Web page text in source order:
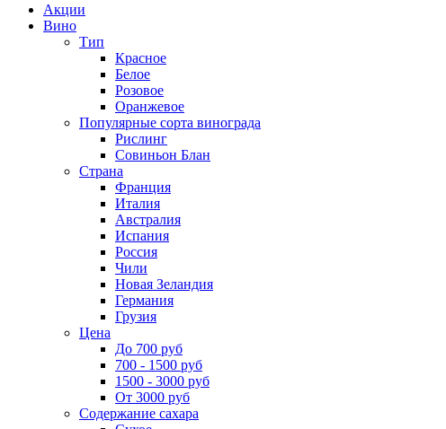
Акции
Вино
Тип
Красное
Белое
Розовое
Оранжевое
Популярные сорта винограда
Рислинг
Совиньон Блан
Страна
Франция
Италия
Австралия
Испания
Россия
Чили
Новая Зеландия
Германия
Грузия
Цена
До 700 руб
700 - 1500 руб
1500 - 3000 руб
От 3000 руб
Содержание сахара